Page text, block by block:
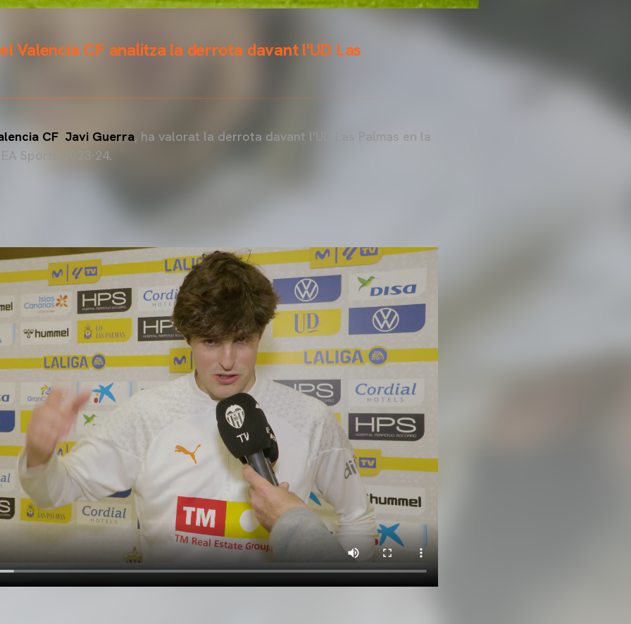
Valencia CF analitza la derrota davant l'UD Las
CF Javi Guerra, ha valorat la derrota davant l'UD Las Palmas en la
Sports 2023-24.